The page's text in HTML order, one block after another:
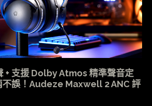
+ 支援 Dolby Atmos 精準聲音定
誤！Audeze Maxwell 2 ANC 評